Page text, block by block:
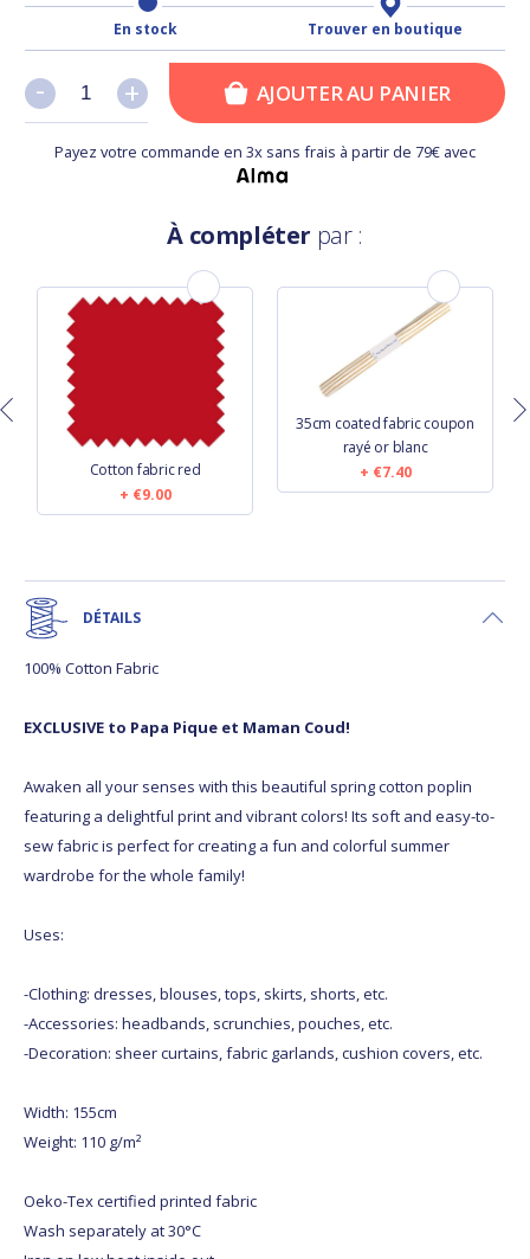
En stock Trouver en boutique
+
- +
- AJOUTER AU PANIER
Payez votre commande en 3x sans frais à partir de 79€ avec
À compléter par :
Cotton fabric red
€9.00
35cm coated fabric coupon
rayé or blanc
€7.40
DÉTAILS
100% Cotton Fabric
EXCLUSIVE to Papa Pique et Maman Coud!
Awaken all your senses with this beautiful spring cotton poplin
featuring a delightful print and vibrant colors! Its soft and easy-to-
sew fabric is perfect for creating a fun and colorful summer
wardrobe for the whole family!
Uses:
-Clothing: dresses, blouses, tops, skirts, shorts, etc.
-Accessories: headbands, scrunchies, pouches, etc.
-Decoration: sheer curtains, fabric garlands, cushion covers, etc.
Width: 155cm
Weight: 110 g/m²
Oeko-Tex certified printed fabric
Wash separately at 30°C